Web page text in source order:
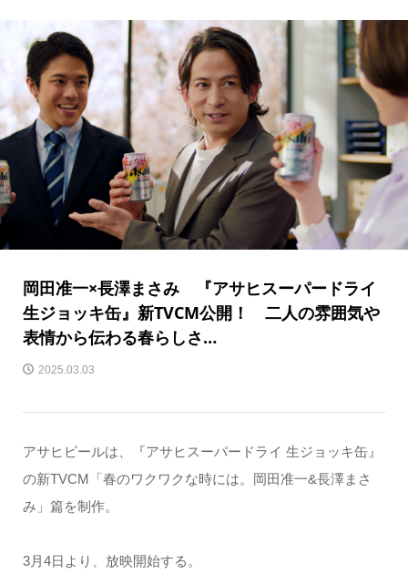
岡田准一×長澤まさみ 『アサヒスーパードライ
生ジョッキ缶』新TVCM公開！ 二人の雰囲気や
表情から伝わる春らしさ…
2025.03.03
アサヒビールは、『アサヒスーパードライ 生ジョッキ缶』
の新TVCM「春のワクワクな時には。岡田准一&長澤まさ
み」篇を制作。
3月4日より、放映開始する。